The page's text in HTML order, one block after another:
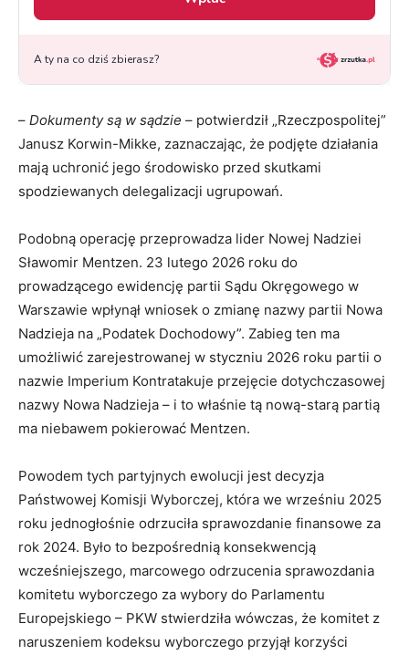
– Dokumenty są w sądzie – potwierdził „Rzeczpospolitej”
Janusz Korwin-Mikke, zaznaczając, że podjęte działania
mają uchronić jego środowisko przed skutkami
spodziewanych delegalizacji ugrupowań.
Podobną operację przeprowadza lider Nowej Nadziei
Sławomir Mentzen. 23 lutego 2026 roku do
prowadzącego ewidencję partii Sądu Okręgowego w
Warszawie wpłynął wniosek o zmianę nazwy partii Nowa
Nadzieja na „Podatek Dochodowy”. Zabieg ten ma
umożliwić zarejestrowanej w styczniu 2026 roku partii o
nazwie Imperium Kontratakuje przejęcie dotychczasowej
nazwy Nowa Nadzieja – i to właśnie tą nową-starą partią
ma niebawem pokierować Mentzen.
Powodem tych partyjnych ewolucji jest decyzja
Państwowej Komisji Wyborczej, która we wrześniu 2025
roku jednogłośnie odrzuciła sprawozdanie finansowe za
rok 2024. Było to bezpośrednią konsekwencją
wcześniejszego, marcowego odrzucenia sprawozdania
komitetu wyborczego za wybory do Parlamentu
Europejskiego – PKW stwierdziła wówczas, że komitet z
naruszeniem kodeksu wyborczego przyjął korzyści